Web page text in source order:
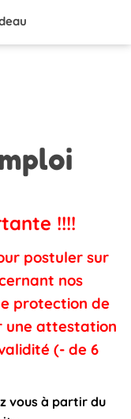
!!!!
postuler sur
nos
protection de
une attestation
(- de 6
vous à partir du